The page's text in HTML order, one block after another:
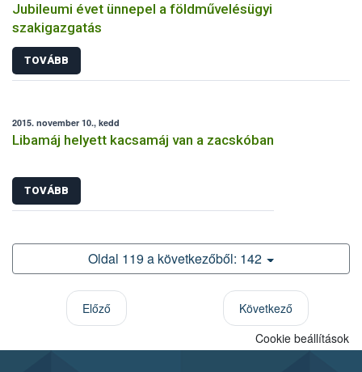
Jubileumi évet ünnepel a földművelésügyi
szakigazgatás
TOVÁBB
2015. november 10., kedd
Libamáj helyett kacsamáj van a zacskóban
TOVÁBB
Oldal 119 a következőből: 142
Előző
Következő
Cookie beállítások